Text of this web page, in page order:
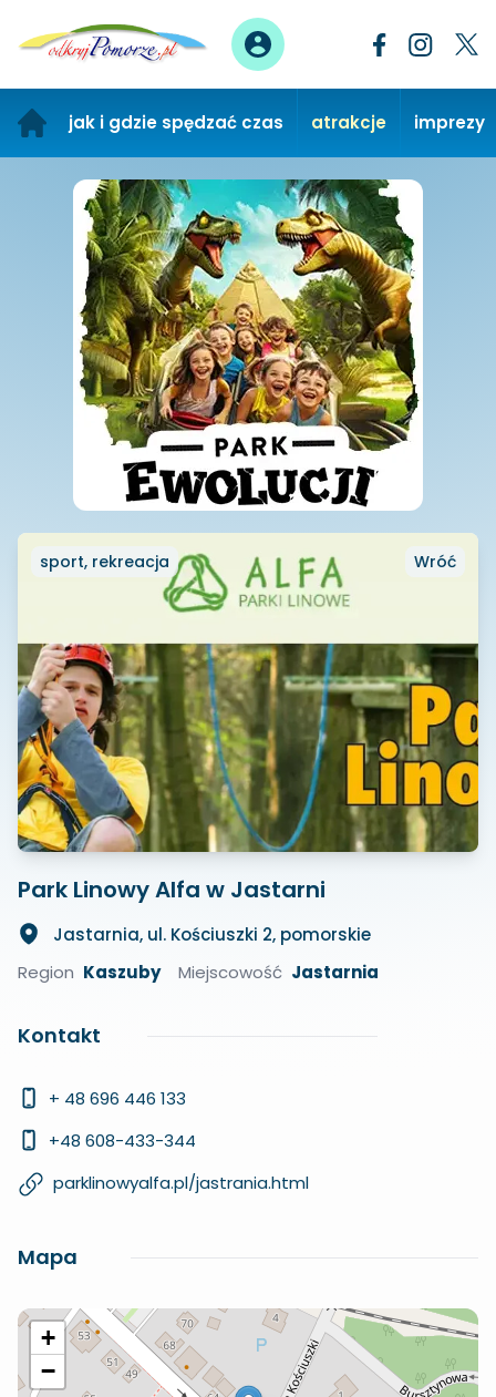
jak i gdzie spędzać czas atrakcje imprezy
sport, rekreacja Wróć
Park Linowy Alfa w Jastarni
Jastarnia, ul. Kościuszki 2, pomorskie
Region Kaszuby Miejscowość Jastarnia
Kontakt
+ 48 696 446 133
+48 608-433-344
parklinowyalfa.pl/jastrania.html
Mapa
+
−